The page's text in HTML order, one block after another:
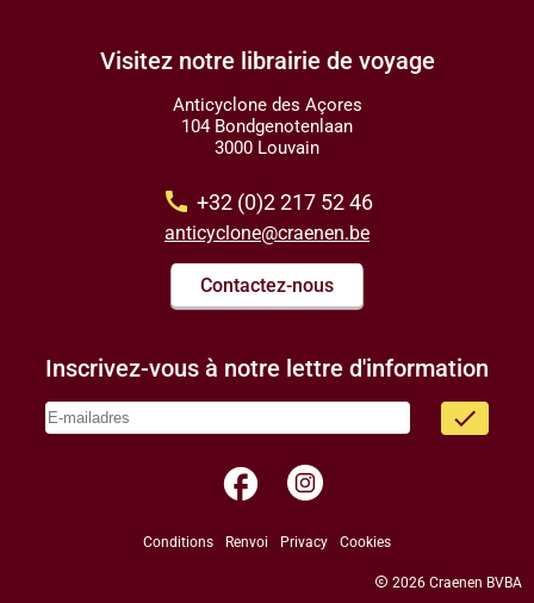
Visitez notre librairie de voyage
Anticyclone des Açores
104 Bondgenotenlaan
3000 Louvain
call +32 (0)2 217 52 46
anticyclone@craenen.be
Contactez-nous
Inscrivez-vous à notre lettre d'information
done
facebook
Conditions Renvoi Privacy Cookies
copyright 2026 Craenen BVBA